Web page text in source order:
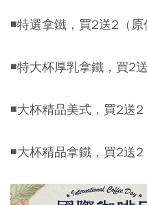
◾特選拿鐵，買2送2（
◾特大杯厚乳拿鐵，買2
◾大杯精品美式，買2送
◾大杯精品拿鐵，買2送